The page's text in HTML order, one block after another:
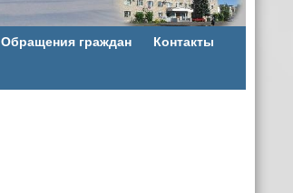
Обращения граждан Контакты